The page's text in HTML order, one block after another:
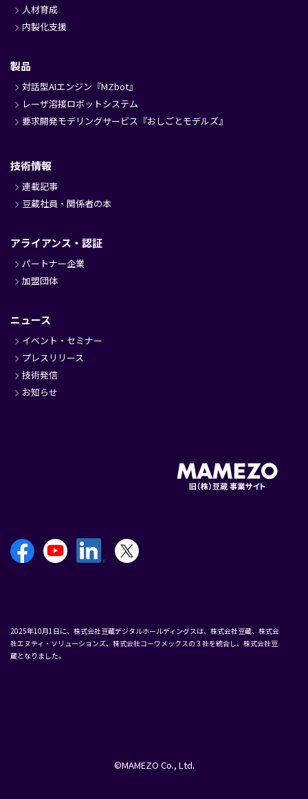
人材育成
内製化支援
製品
対話型AIエンジン『MZbot』
レーザ溶接ロボットシステム
要求開発モデリングサービス『おしごとモデルズ』
技術情報
連載記事
豆蔵社員・関係者の本
アライアンス・認証
パートナー企業
加盟団体
ニュース
イベント・セミナー
プレスリリース
技術発信
お知らせ
2025年10月1日に、株式会社豆蔵デジタルホールディングスは、株式会社豆蔵、株式会
社エヌティ・ソリューションズ、株式会社コーワメックスの３社を統合し、株式会社豆
蔵となりました。
©MAMEZO Co., Ltd.